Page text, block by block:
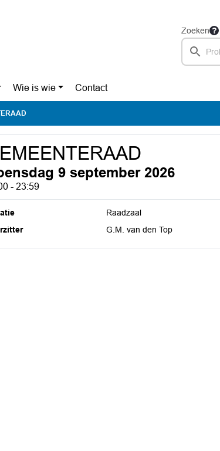
Zoeken
Wie is wie Contact
9 september 2026
- 23:59
Raadzaal
G.M. van den Top